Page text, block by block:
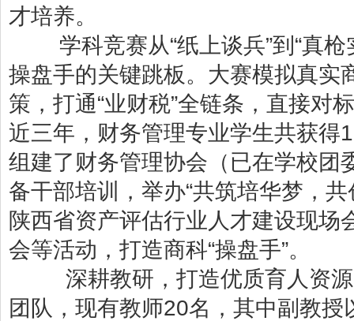
才培养。
学科竞赛从“纸上谈兵”到“真枪
操盘手的关键跳板。大赛模拟真实
策，打通“业财税”全链条，直接对
近三年，财务管理专业学生共获得
组建了财务管理协会（已在学校团
备干部培训，举办“共筑培华梦，
陕西省资产评估行业人才建设现场
会等活动，打造商科“操盘手”。
深耕教研，打造优质育人资源
团队，现有教师20名，其中副教